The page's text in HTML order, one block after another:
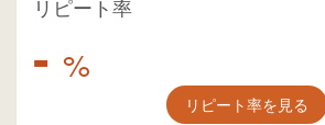
リピート率
- %
リピート率を見る